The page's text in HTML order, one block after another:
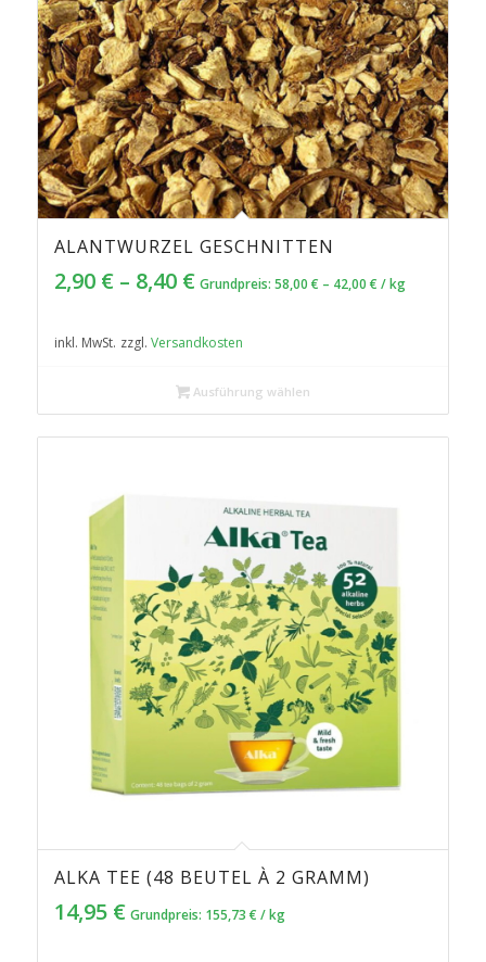
ALANTWURZEL GESCHNITTEN
2,90 €– 8,40 € Grundpreis: 58,00 € – 42,00 € /kg
inkl. MwSt. zzgl. Versandkosten
Ausführung wählen
ALKA TEE (48 BEUTEL À 2 GRAMM)
14,95 € Grundpreis: 155,73 € /kg